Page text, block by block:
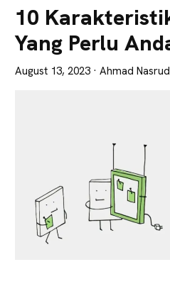
Tajam
10
Yang Perlu
August 13, 2023 · Ahmad